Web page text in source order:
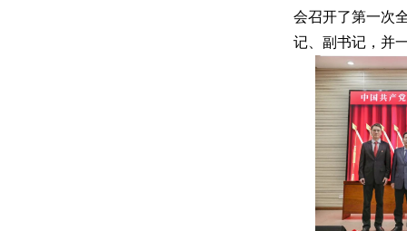
会召开了第一次
记、副书记，并